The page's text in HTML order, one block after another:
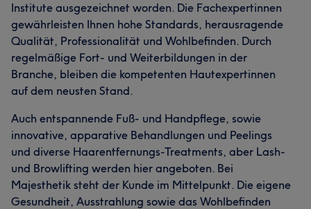
Was unsere Kunden über Kabine sagen
Kompetent 10 Professionell 8 Sympathisch 7
Institute ausgezeichnet worden. Die Fachexpertinnen
gewährleisten Ihnen hohe Standards, herausragende
Qualität, Professionalität und Wohlbefinden. Durch
regelmäßige Fort- und Weiterbildungen in der
Branche, bleiben die kompetenten Hautexpertinnen
auf dem neusten Stand.
Auch entspannende Fuß- und Handpflege, sowie
innovative, apparative Behandlungen und Peelings
und diverse Haarentfernungs-Treatments, aber Lash-
und Browlifting werden hier angeboten. Bei
Majesthetik steht der Kunde im Mittelpunkt. Die eigene
Gesundheit, Ausstrahlung sowie das Wohlbefinden